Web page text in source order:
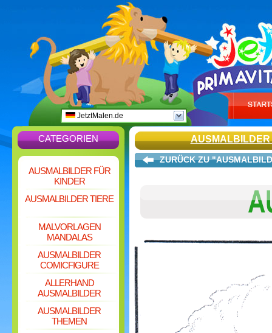
JetztMalen.de
CATEGORIEN
AUSMALBILDER FÜR
KINDER
AUSMALBILDER TIERE
MALVORLAGEN
MANDALAS
AUSMALBILDER
COMICFIGURE
ALLERHAND
AUSMALBILDER
AUSMALBILDER
THEMEN
AUSMALBILDER
ZURÜCK ZU